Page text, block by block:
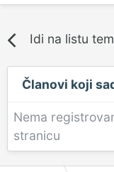
Idi na listu
Članovi koji
Nema
stranicu